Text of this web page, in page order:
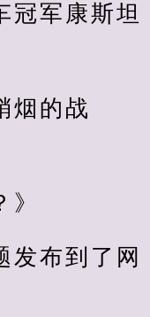
冠军康斯坦
烟的战
发布到了网